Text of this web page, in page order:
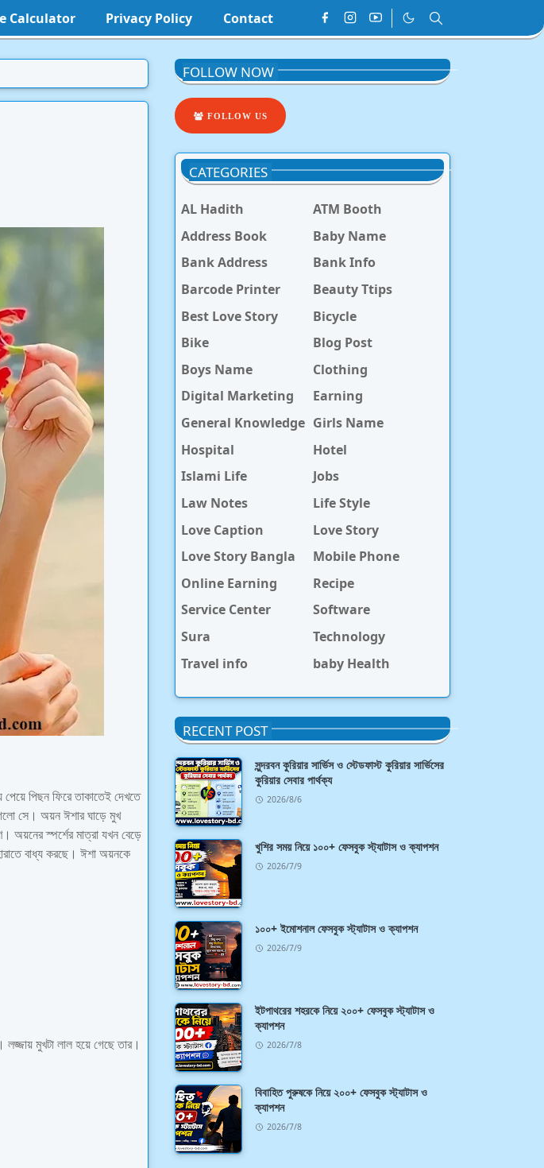
Calculator Privacy Policy Contact
পিছন ফিরে তাকাতেই দেখতে
সে। অয়ন ঈশার ঘাড়ে মুখ
স্পর্শের মাত্রা যখন বেড়ে
বাধ্য করছে। ঈশা অয়নকে
মুখটা লাল হয়ে গেছে তার।
FOLLOW NOW
FOLLOW US
CATEGORIES
AL Hadith
ATM Booth
Address Book
Baby Name
Bank Address
Bank Info
Barcode Printer
Beauty Ttips
Best Love Story
Bicycle
Bike
Blog Post
Boys Name
Clothing
Digital Marketing
Earning
General Knowledge Girls Name
Hospital
Hotel
Islami Life
Jobs
Law Notes
Life Style
Love Caption
Love Story
Love Story Bangla
Mobile Phone
Online Earning
Recipe
Service Center
Software
Sura
Technology
Travel info
baby Health
RECENT POST
সুন্দরবন কুরিয়ার সার্ভিস ও স্টেডফাস্ট কুরিয়ার সার্ভিসের
কুরিয়ার সেবার পার্থক্য
2026/8/6
খুশির সময় নিয়ে ১০০+ ফেসবুক স্ট্যাটাস ও ক্যাপশন
2026/7/9
১০০+ ইমোশনাল ফেসবুক স্ট্যাটাস ও ক্যাপশন
2026/7/9
ইটপাথরের শহরকে নিয়ে ২০০+ ফেসবুক স্ট্যাটাস ও
ক্যাপশন
2026/7/8
বিবাহিত পুরুষকে নিয়ে ২০০+ ফেসবুক স্ট্যাটাস ও
ক্যাপশন
2026/7/8